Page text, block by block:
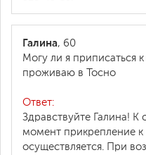
Галина, 60
Могу ли я приписаться
проживаю в Тосно
Ответ:
Здравствуйте Галина!
момент прикрепление
осуществляется. При